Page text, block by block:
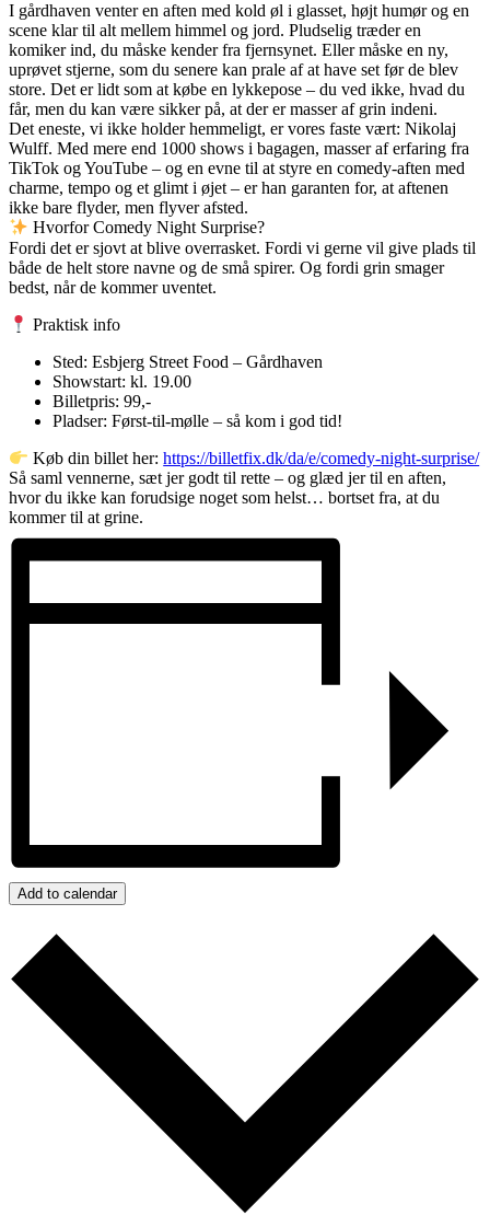
I gårdhaven venter en aften med kold øl i glasset, højt humør og en
scene klar til alt mellem himmel og jord. Pludselig træder en
komiker ind, du måske kender fra fjernsynet. Eller måske en ny,
uprøvet stjerne, som du senere kan prale af at have set før de blev
store. Det er lidt som at købe en lykkepose – du ved ikke, hvad du
får, men du kan være sikker på, at der er masser af grin indeni.
Det eneste, vi ikke holder hemmeligt, er vores faste vært: Nikolaj
Wulff. Med mere end 1000 shows i bagagen, masser af erfaring fra
TikTok og YouTube – og en evne til at styre en comedy-aften med
charme, tempo og et glimt i øjet – er han garanten for, at aftenen
ikke bare flyder, men flyver afsted.
Hvorfor Comedy Night Surprise?
Fordi det er sjovt at blive overrasket. Fordi vi gerne vil give plads til
både de helt store navne og de små spirer. Og fordi grin smager
bedst, når de kommer uventet.
Praktisk info
Sted: Esbjerg Street Food – Gårdhaven
Showstart: kl. 19.00
Billetpris: 99,-
Pladser: Først-til-mølle – så kom i god tid!
Køb din billet her:https://billetfix.dk/da/e/comedy-night-surprise/
Så saml vennerne, sæt jer godt til rette – og glæd jer til en aften,
hvor du ikke kan forudsige noget som helst… bortset fra, at du
kommer til at grine.
Add to calendar